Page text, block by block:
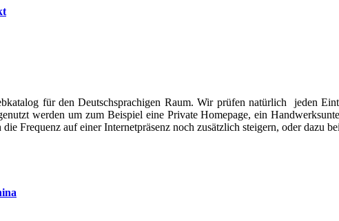
für den Deutschsprachigen Raum. Wir prüfen natürlich jeden
werden um zum Beispiel eine Private Homepage, ein
Frequenz auf einer Internetpräsenz noch zusätzlich steigern, oder dazu